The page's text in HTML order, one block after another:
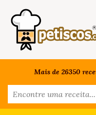
Mais de 26350